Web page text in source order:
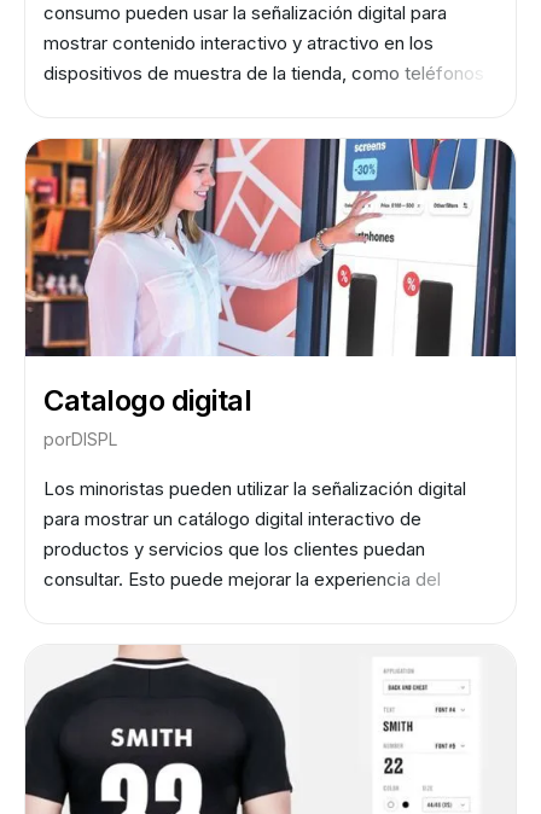
consumo pueden usar la señalización digital para
mostrar contenido interactivo y atractivo en los
dispositivos de muestra de la tienda, como teléfonos
puede mejorar la experiencia del cliente al ofrecerles
una demostración práctica de los productos y
aumentar sus probabilidades de realizar una compra.
Catalogo digital
porDISPL
Los minoristas pueden utilizar la señalización digital
para mostrar un catálogo digital interactivo de
productos y servicios que los clientes puedan
consultar. Esto puede mejorar la experiencia del
información del producto y, por lo tanto, aumentar las
ventas.